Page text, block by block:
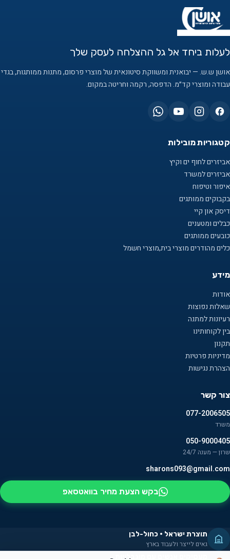
לעלות ביחד אל גל ההצלחה לעסק שלך
אושן ש.ש. — יבואנית ומשווקת סיטונאית של מוצרי פרסום, מתנות ממותגות, בגדי
עבודה ומוצרי קד״מ. הדפסה, רקמה וחריטה במקום.
קטגוריות מובילות
אביזרים לחוף ים וקיץ
אביזרים למשרד
איפור וטיפוח
בקבוקים ממותגים
דיסק און קיי
כבלים ומטענים
כובעים ממותגים
כלים מהודרים מוצרי בית,מוצרי חשמל
מידע
אודות
שאלות נפוצות
רעיונות למתנה
בין לקוחותינו
תקנון
מדיניות פרטיות
הצהרת נגישות
צור קשר
077-2006505
משרד
050-9000405
שרון — מענה 24/7
sharons093@gmail.com
בקש הצעת מחיר בוואטסאפ
תוצרת ישראל · כחול-לבן
גאים לייצר ולעבוד בארץ
מעסיקים אנשים עם מוגבלויות